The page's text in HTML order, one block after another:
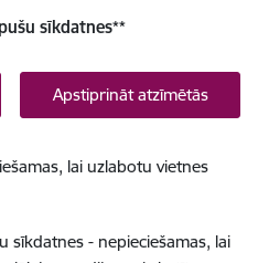
sīkdatnes**
Apstiprināt atzīmētās
lai uzlabotu vietnes
sīkdatnes - nepieciešamas, lai